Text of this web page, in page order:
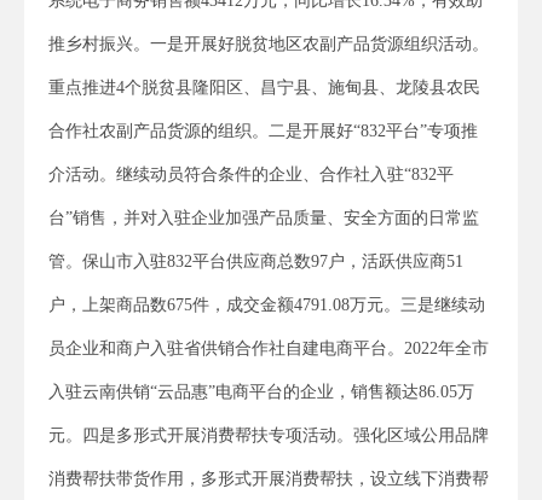
推乡村振兴。一是开展好脱贫地区农副产品货源组织活动。
重点推进4个脱贫县隆阳区、昌宁县、施甸县、龙陵县农民
合作社农副产品货源的组织。二是开展好“832平台”专项推
介活动。继续动员符合条件的企业、合作社入驻“832平
台”销售，并对入驻企业加强产品质量、安全方面的日常监
管。保山市入驻832平台供应商总数97户，活跃供应商51
户，上架商品数675件，成交金额4791.08万元。三是继续动
员企业和商户入驻省供销合作社自建电商平台。2022年全市
入驻云南供销“云品惠”电商平台的企业，销售额达86.05万
元。四是多形式开展消费帮扶专项活动。强化区域公用品牌
消费帮扶带货作用，多形式开展消费帮扶，设立线下消费帮